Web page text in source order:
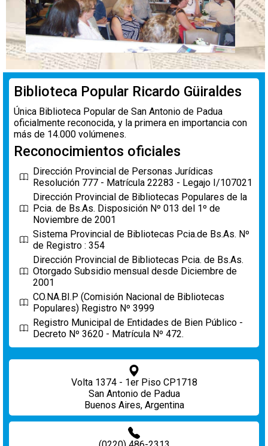
Biblioteca Popular Ricardo Güiraldes
Única Biblioteca Popular de San Antonio de Padua
oficialmente reconocida, y la primera en importancia con
más de 14.000 volúmenes.
Reconocimientos oficiales
Dirección Provincial de Personas Jurídicas
Resolución 777 - Matrícula 22283 - Legajo I/107021
Dirección Provincial de Bibliotecas Populares de la
Pcia. de Bs.As. Disposición Nº 013 del 1º de
Noviembre de 2001
Sistema Provincial de Bibliotecas Pcia.de Bs.As. Nº
de Registro : 354
Dirección Provincial de Bibliotecas Pcia. de Bs.As.
Otorgado Subsidio mensual desde Diciembre de
2001
CO.NA.BI.P (Comisión Nacional de Bibliotecas
Populares) Registro Nº 3999
Registro Municipal de Entidades de Bien Público -
Decreto Nº 3620 - Matrícula Nº 472.
Volta 1374 - 1er Piso CP1718
San Antonio de Padua
Buenos Aires, Argentina